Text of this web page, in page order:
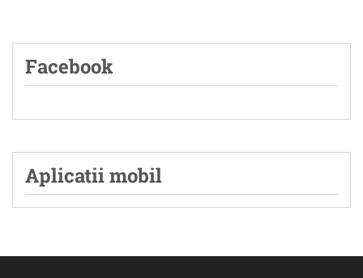
Facebook
Aplicatii mobil